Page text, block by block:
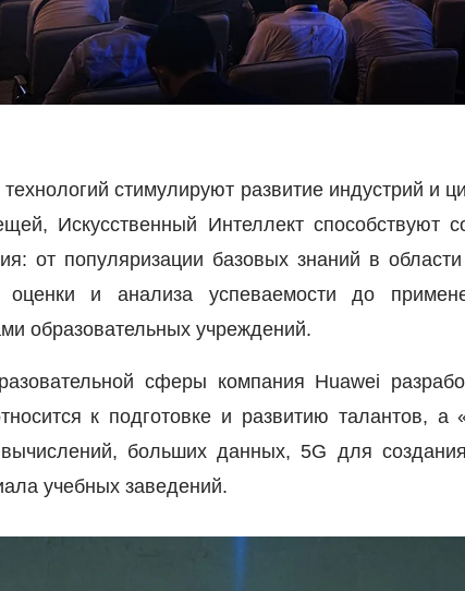
стимулируют развитие индустрий и
Искусственный Интеллект способствуют
от популяризации базовых знаний в
оценки и анализа успеваемости до
образовательных учреждений.
сферы компания Huawei
к подготовке и развитию талантов,
вычислений, больших данных, 5G для
учебных заведений.